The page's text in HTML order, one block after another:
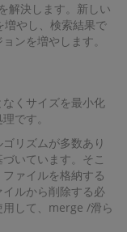
解決します。新しい
やし、検索結果で
ンを増やします。
くサイズを最小化
です。
リズムが多数あり
いています。そこ
ァイルを格納する
ルから削除する必
して、merge /滑ら